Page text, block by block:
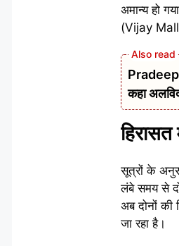
अमान्य हो
(Vijay
Pradeep
कहा
सूत्रों के
लंबे समय से
अब दोनों की
जा रहा है।